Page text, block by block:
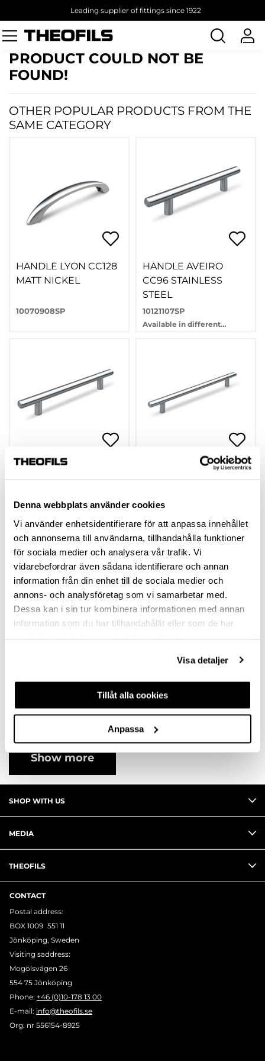
Denna webbplats använder cookies
Vi använder enhetsidentifierare för att anpassa innehållet
och annonserna till användarna, tillhandahålla funktioner
för sociala medier och analysera vår trafik. Vi
vidarebefordrar även sådana identifierare och annan
information från din enhet till de sociala medier och
annons- och analysföretag som vi samarbetar med.
Dessa kan i sin tur kombinera informationen med annan
information som du har tillhandahållit eller som de har
Visa detaljer
Tillåt alla cookies
Anpassa
Leading supplier of fittings since 1922
Search
products
PRODUCT COULD NOT BE
FOUND!
OTHER POPULAR PRODUCTS FROM THE
SAME CATEGORY
HANDLE LYON CC128
MATT NICKEL
10070908SP
HANDLE AVEIRO
CC96 STAINLESS
STEEL
10121107SP
Available in different
HANDLE AVEIRO
Available in different
variants
HANDLE AVEIRO
Available in different
variants
CC320 STAINLESS
10121112SP
Show more
SHOP WITH US
MEDIA
THEOFILS
CONTACT
Postal address:
BOX 1009 551 11
Jönköping, Sweden
Visiting saddress:
Mogölsvägen 26
554 75 Jönköping
Phone: +46 (0)10-178 13 00
E-mail: info@theofils.se
Org. nr 556154-8925